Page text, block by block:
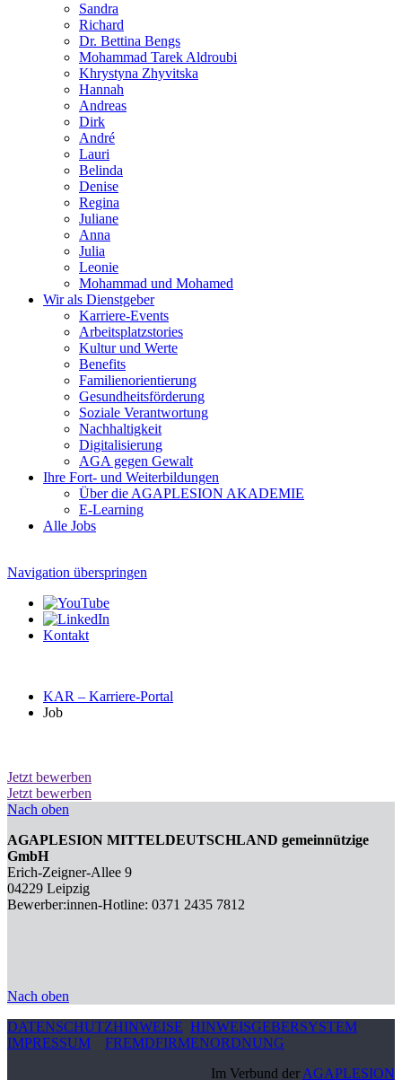
Sandra
Richard
Dr. Bettina Bengs
Mohammad Tarek Aldroubi
Khrystyna Zhyvitska
Hannah
Andreas
Dirk
André
Lauri
Belinda
Denise
Regina
Juliane
Anna
Julia
Leonie
Mohammad und Mohamed
Wir als Dienstgeber
Karriere-Events
Arbeitsplatzstories
Kultur und Werte
Benefits
Familien­orientierung
Gesundheits­förderung
Soziale Verantwortung
Nachhaltigkeit
Digitalisierung
AGA gegen Gewalt
Ihre Fort- und Weiterbildungen
Über die AGAPLESION AKADEMIE
E-Learning
Alle Jobs
Navigation überspringen
Kontakt
KAR – Karriere-Portal
Job
Jetzt bewerben
Jetzt bewerben
Nach oben
AGAPLESION MITTELDEUTSCHLAND gemeinnützige
GmbH
Erich-Zeigner-Allee 9
04229 Leipzig
Bewerber:innen-Hotline: 0371 2435 7812
Nach oben
DATENSCHUTZHINWEISE HINWEISGEBERSYSTEM
IMPRESSUM
FREMDFIRMENORDNUNG
Im Verbund der AGAPLESION